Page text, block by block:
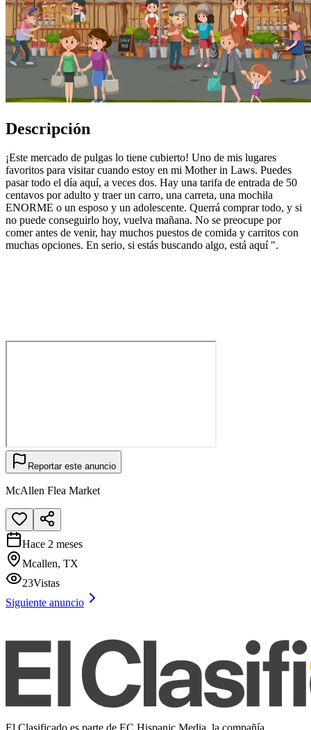
Descripción
¡Este mercado de pulgas lo tiene cubierto! Uno de mis lugares
favoritos para visitar cuando estoy en mi Mother in Laws. Puedes
pasar todo el día aquí, a veces dos. Hay una tarifa de entrada de 50
centavos por adulto y traer un carro, una carreta, una mochila
ENORME o un esposo y un adolescente. Querrá comprar todo, y si
no puede conseguirlo hoy, vuelva mañana. No se preocupe por
comer antes de venir, hay muchos puestos de comida y carritos con
muchas opciones. En serio, si estás buscando algo, está aquí ".
Reportar este anuncio
McAllen Flea Market
Hace 2 meses
Mcallen, TX
23Vistas
Siguiente anuncio